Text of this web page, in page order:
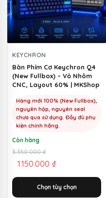
KEYCHRON
Bàn Phím Cơ Keychron Q4
(New Fullbox) – Vỏ Nhôm
CNC, Layout 60% | MKShop
Hàng mới 100% (New Fullbox),
nguyên hộp, nguyên seal
chưa qua sử dụng. Đầy đủ phụ
kiện chính hãng.
Còn hàng
3.350.000₫
Giá
gốc
là:
3.350.000 ₫.
1.150.000 ₫
Giá
hiện
tại
là:
Chọn tùy chọn
biến
thể.
Các
tùy
chọn
có
thể
được
chọn
trên
trang
sản
phẩm